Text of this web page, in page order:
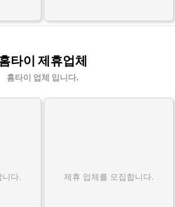
타이 제휴업체
홈타이 업체 입니다.
니다. 제휴 업체를 모집합니다.